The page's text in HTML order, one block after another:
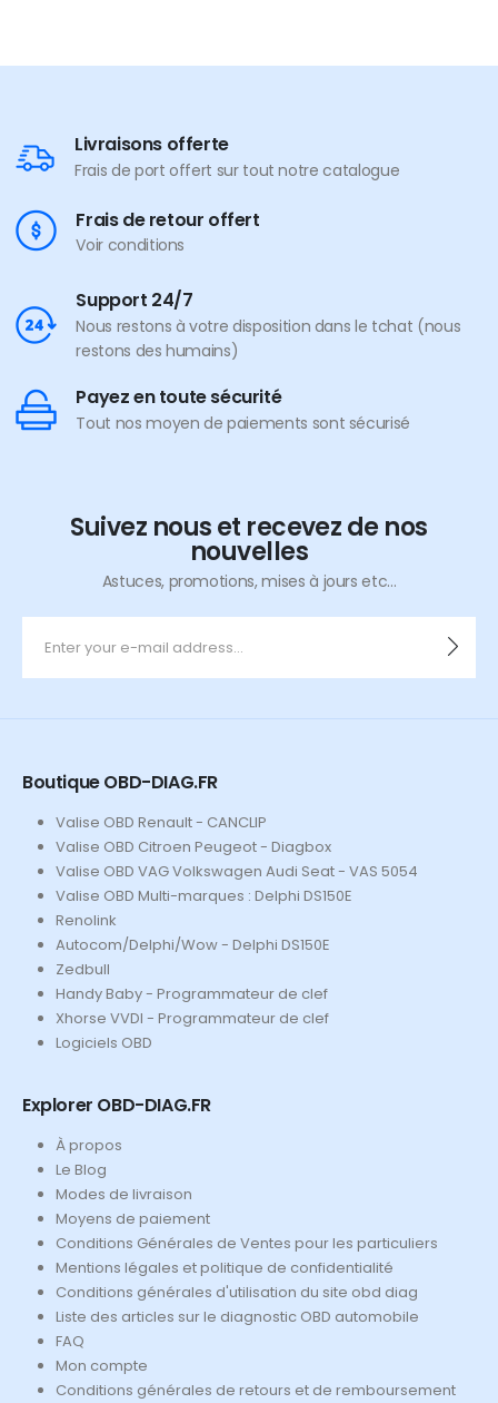
Livraisons offerte
Frais de port offert sur tout notre catalogue
Frais de retour offert
Voir conditions
Support 24/7
Nous restons à votre disposition dans le tchat (nous
restons des humains)
Payez en toute sécurité
Tout nos moyen de paiements sont sécurisé
Suivez nous et recevez de nos
nouvelles
Astuces, promotions, mises à jours etc...
Boutique OBD-DIAG.FR
Valise OBD Renault - CANCLIP
Valise OBD Citroen Peugeot - Diagbox
Valise OBD VAG Volkswagen Audi Seat - VAS 5054
Valise OBD Multi-marques : Delphi DS150E
Renolink
Autocom/Delphi/Wow - Delphi DS150E
Zedbull
Handy Baby - Programmateur de clef
Xhorse VVDI - Programmateur de clef
Logiciels OBD
Explorer OBD-DIAG.FR
À propos
Le Blog
Modes de livraison
Moyens de paiement
Conditions Générales de Ventes pour les particuliers
Mentions légales et politique de confidentialité
Conditions générales d'utilisation du site obd diag
Liste des articles sur le diagnostic OBD automobile
FAQ
Mon compte
Conditions générales de retours et de remboursement